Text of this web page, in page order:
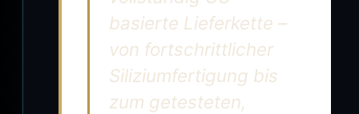
basierte Lieferkette –
von fortschrittlicher
Siliziumfertigung bis
zum getesteten,